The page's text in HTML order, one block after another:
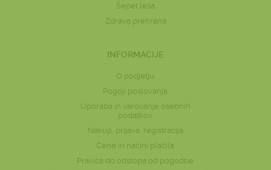
Šepet lesa
Zdrava prehrana
INFORMACIJE
O podjetju
Pogoji poslovanja
Uporaba in varovanje osebnih
podatkov
Nakup, prijava, registracija
Cene in načini plačila
Pravica do odstopa od pogodbe